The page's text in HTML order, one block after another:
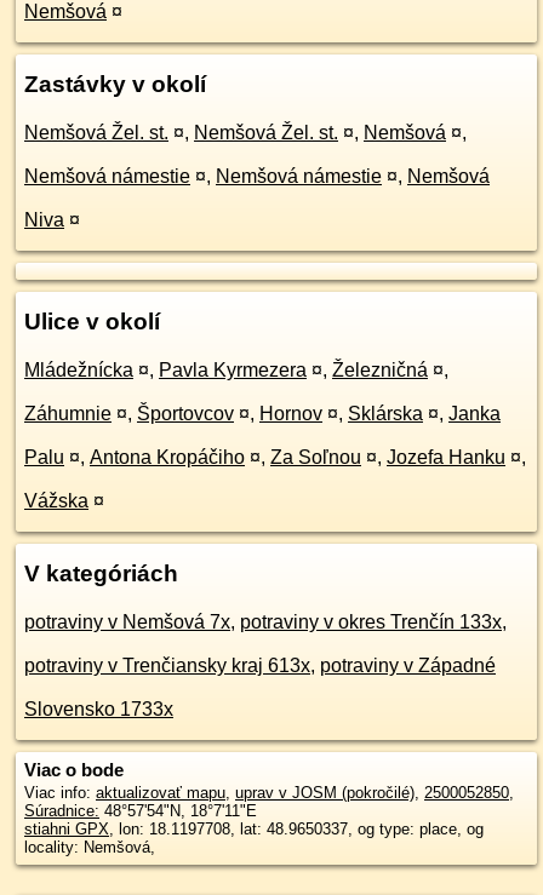
Nemšová ¤
Zastávky v okolí
Nemšová Žel. st. ¤, Nemšová Žel. st. ¤, Nemšová ¤,
Nemšová námestie ¤, Nemšová námestie ¤, Nemšová
Niva ¤
Ulice v okolí
Mládežnícka ¤, Pavla Kyrmezera ¤, Železničná ¤,
Záhumnie ¤, Športovcov ¤, Hornov ¤, Sklárska ¤, Janka
Palu ¤, Antona Kropáčiho ¤, Za Soľnou ¤, Jozefa Hanku ¤,
Vážska ¤
V kategóriách
potraviny v Nemšová 7x, potraviny v okres Trenčín 133x,
potraviny v Trenčiansky kraj 613x, potraviny v Západné
Slovensko 1733x
Viac o bode
Viac info: aktualizovať mapu, uprav v JOSM (pokročilé), 2500052850,
Súradnice: 48°57'54"N, 18°7'11"E
stiahni GPX, lon: 18.1197708, lat: 48.9650337, og type: place, og
locality: Nemšová,